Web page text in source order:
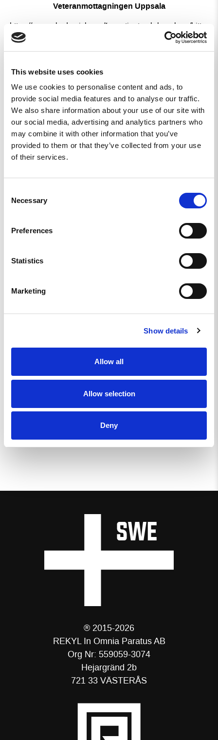
This website uses cookies
We use cookies to personalise content and ads, to
provide social media features and to analyse our traffic.
We also share information about your use of our site with
our social media, advertising and analytics partners who
may combine it with other information that you’ve
provided to them or that they’ve collected from your use
of their services.
Selection
Necessary
Preferences
Statistics
Marketing
Show details
Allow all
Allow selection
Deny
Veteranmottagningen Uppsala
https://www.akademiska.se/for-patient-och-besokare/hitta-
pa-sjukhuset/a-till-o/veteranmottagningen/
https://vrr.nu/
Gula Bandet
http://www.gulabandet.se/
First Responder
https://rekyl.org/first-responder/
® 2015-2026
REKYL In Omnia Paratus AB
Org Nr: 559059-3074
Hejargränd 2b
721 33 VÄSTERÅS